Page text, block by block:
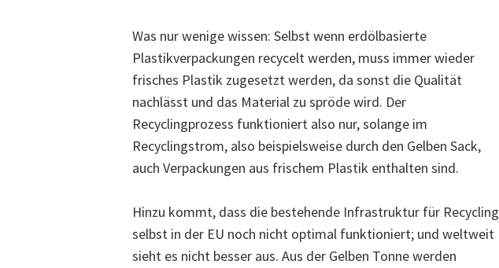
Was nur wenige wissen: Selbst wenn erdölbasierte
Plastikverpackungen recycelt werden, muss immer wieder
frisches Plastik zugesetzt werden, da sonst die Qualität
nachlässt und das Material zu spröde wird. Der
Recyclingprozess funktioniert also nur, solange im
Recyclingstrom, also beispielsweise durch den Gelben Sack,
auch Verpackungen aus frischem Plastik enthalten sind.
Hinzu kommt, dass die bestehende Infrastruktur für Recycling
selbst in der EU noch nicht optimal funktioniert; und weltweit
sieht es nicht besser aus. Aus der Gelben Tonne werden